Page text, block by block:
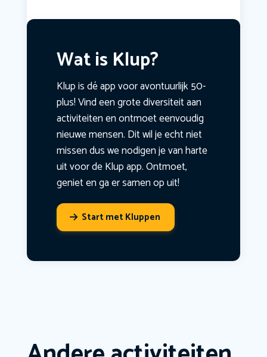
Wat is Klup?
Klup is dé app voor avontuurlijk 50-
plus! Vind een grote diversiteit aan
activiteiten en ontmoet eenvoudig
nieuwe mensen. Dit wil je echt niet
missen dus we nodigen je van harte
uit voor de Klup app. Ontmoet,
geniet en ga er samen op uit!
Start met Kluppen